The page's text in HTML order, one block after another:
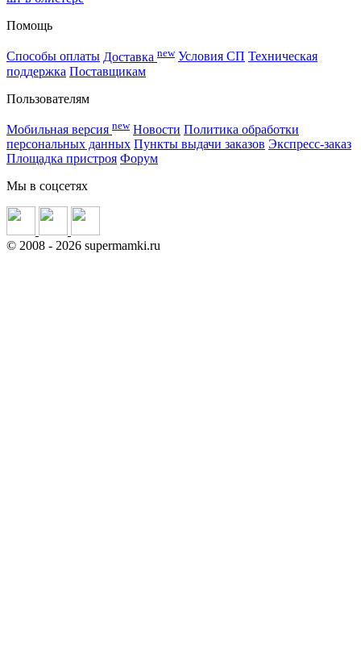
Помощь
Способы оплаты Доставка new Условия СП Техническая
поддержка Поставщикам
Пользователям
Мобильная версия new Новости Политика обработки
персональных данных Пункты выдачи заказов Экспресс-заказ
Площадка пристроя Форум
Мы в соцсетях
© 2008 - 2026 supermamki.ru